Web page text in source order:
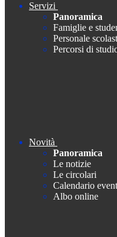
Servizi
Panoramica
Famiglie e
Personale
Percorsi di
Novità
Panoramica
Le notizie
Le circolari
Calendario
Albo online